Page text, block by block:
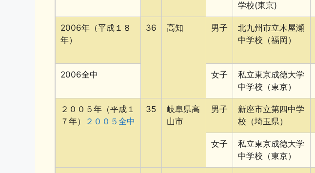
学校(東京)
2006年（平成１８
年）
36 高知 男子
北九州市立木屋瀬
中学校（福岡）
2006全中 女子
私立東京成徳大学
中学校（東京）
２００５年（平成１
７年）
２００５全中
35
岐阜県高
山市
男子
新座市立第四中学
校（埼玉県）
女子
私立東京成徳大学
中学校（東京）